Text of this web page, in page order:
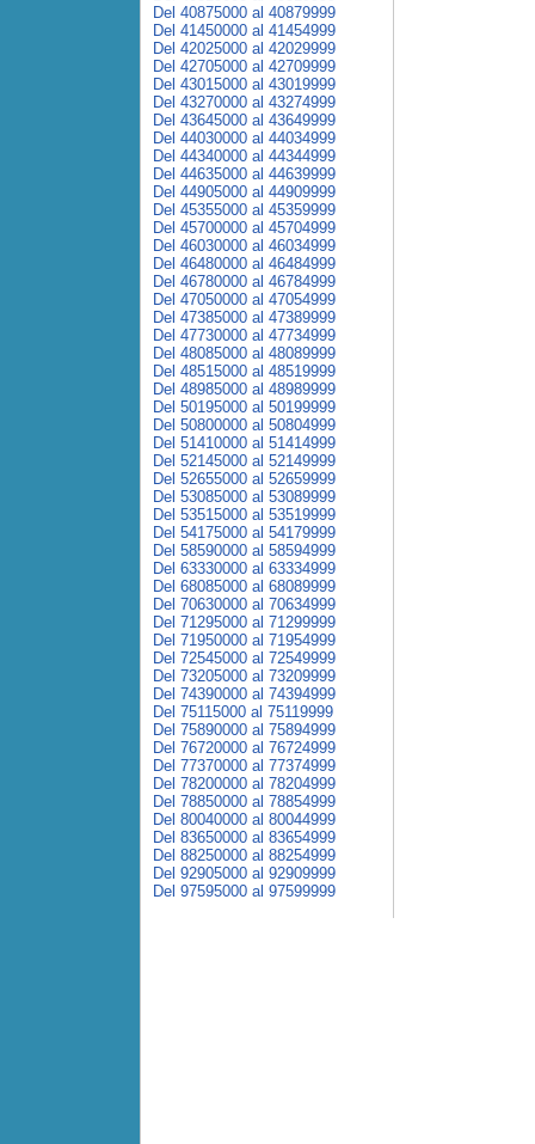
Del 40875000 al 40879999
Del 41450000 al 41454999
Del 42025000 al 42029999
Del 42705000 al 42709999
Del 43015000 al 43019999
Del 43270000 al 43274999
Del 43645000 al 43649999
Del 44030000 al 44034999
Del 44340000 al 44344999
Del 44635000 al 44639999
Del 44905000 al 44909999
Del 45355000 al 45359999
Del 45700000 al 45704999
Del 46030000 al 46034999
Del 46480000 al 46484999
Del 46780000 al 46784999
Del 47050000 al 47054999
Del 47385000 al 47389999
Del 47730000 al 47734999
Del 48085000 al 48089999
Del 48515000 al 48519999
Del 48985000 al 48989999
Del 50195000 al 50199999
Del 50800000 al 50804999
Del 51410000 al 51414999
Del 52145000 al 52149999
Del 52655000 al 52659999
Del 53085000 al 53089999
Del 53515000 al 53519999
Del 54175000 al 54179999
Del 58590000 al 58594999
Del 63330000 al 63334999
Del 68085000 al 68089999
Del 70630000 al 70634999
Del 71295000 al 71299999
Del 71950000 al 71954999
Del 72545000 al 72549999
Del 73205000 al 73209999
Del 74390000 al 74394999
Del 75115000 al 75119999
Del 75890000 al 75894999
Del 76720000 al 76724999
Del 77370000 al 77374999
Del 78200000 al 78204999
Del 78850000 al 78854999
Del 80040000 al 80044999
Del 83650000 al 83654999
Del 88250000 al 88254999
Del 92905000 al 92909999
Del 97595000 al 97599999